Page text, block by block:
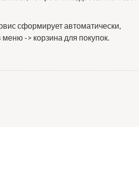
сформирует автоматически,
-> корзина для покупок.